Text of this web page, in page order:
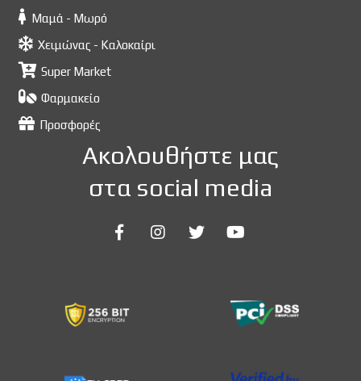
Μαμά - Μωρό
Χειμώνας - Καλοκαίρι
Super Market
Φαρμακείο
Προσφορές
Ακολουθήστε μας
στα social media